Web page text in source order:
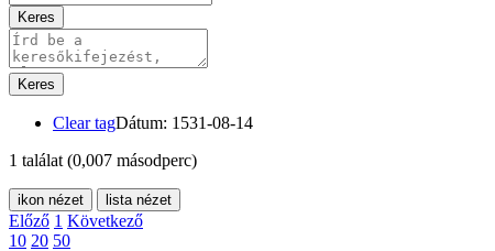
Keres
Keres
Clear tagDátum: 1531-08-14
1 találat (0,007 másodperc)
ikon nézet lista nézet
Előző 1 Következő
10 20 50